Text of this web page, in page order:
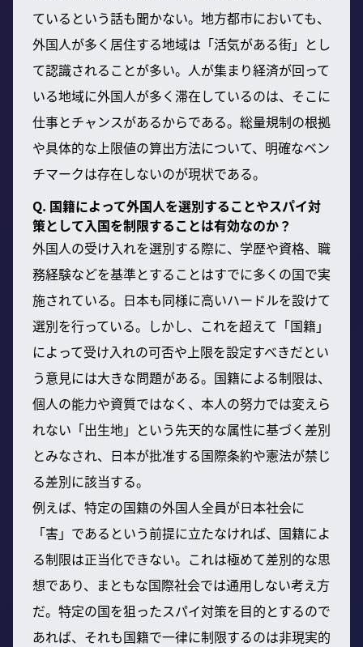
ているという話も聞かない。地方都市においても、
外国人が多く居住する地域は「活気がある街」とし
て認識されることが多い。人が集まり経済が回って
いる地域に外国人が多く滞在しているのは、そこに
仕事とチャンスがあるからである。総量規制の根拠
や具体的な上限値の算出方法について、明確なベン
チマークは存在しないのが現状である。
Q. 国籍によって外国人を選別することやスパイ対
策として入国を制限することは有効なのか？
外国人の受け入れを選別する際に、学歴や資格、職
務経験などを基準とすることはすでに多くの国で実
施されている。日本も同様に高いハードルを設けて
選別を行っている。しかし、これを超えて「国籍」
によって受け入れの可否や上限を設定すべきだとい
う意見には大きな問題がある。国籍による制限は、
個人の能力や資質ではなく、本人の努力では変えら
れない「出生地」という先天的な属性に基づく差別
とみなされ、日本が批准する国際条約や憲法が禁じ
る差別に該当する。
例えば、特定の国籍の外国人全員が日本社会に
「害」であるという前提に立たなければ、国籍によ
る制限は正当化できない。これは極めて差別的な思
想であり、まともな国際社会では通用しない考え方
だ。特定の国を狙ったスパイ対策を目的とするので
あれば、それも国籍で一律に制限するのは非現実的